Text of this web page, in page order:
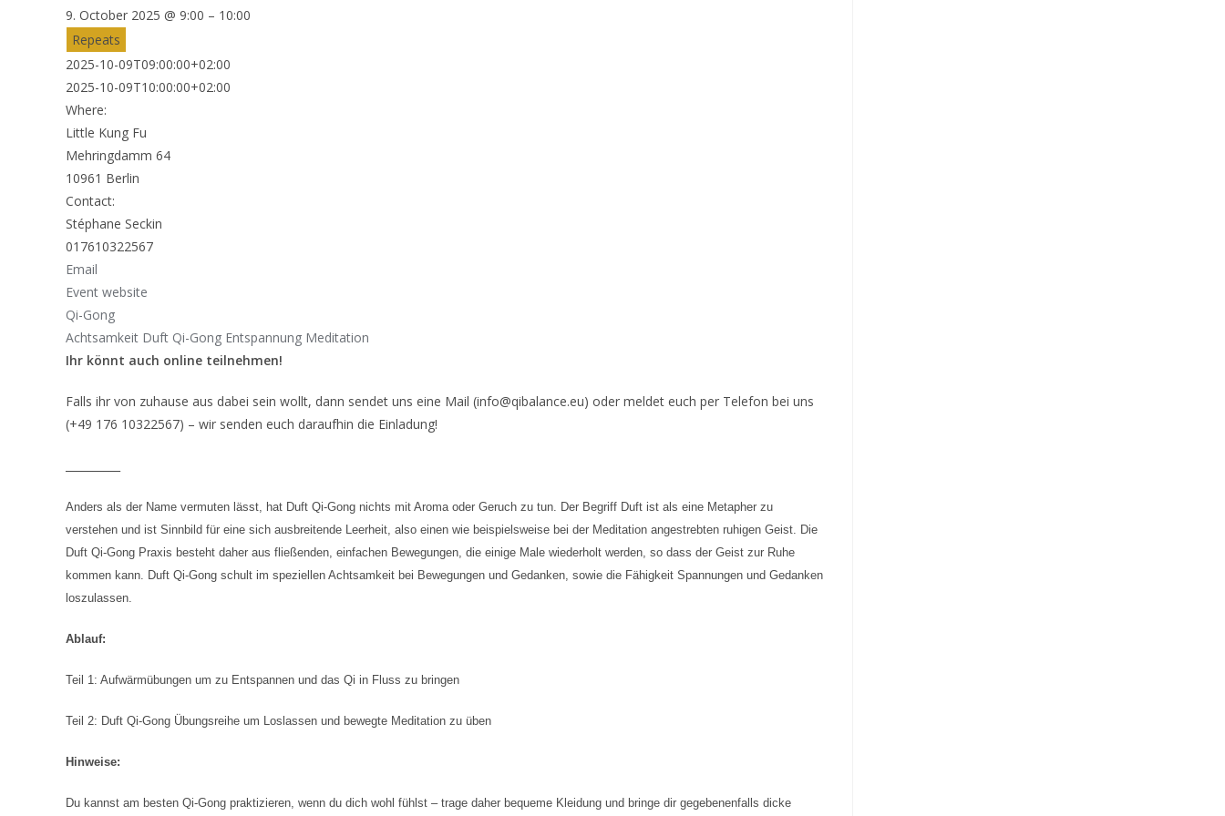
9. October 2025 @ 9:00 – 10:00
Repeats
2025-10-09T09:00:00+02:00
2025-10-09T10:00:00+02:00
Where:
Little Kung Fu
Mehringdamm 64
10961 Berlin
Contact:
Stéphane Seckin
017610322567
Email
Event website
Qi-Gong
Achtsamkeit Duft Qi-Gong Entspannung Meditation
Ihr könnt auch online teilnehmen!
Falls ihr von zuhause aus dabei sein wollt, dann sendet uns eine Mail (info@qibalance.eu) oder meldet euch per Telefon bei uns
(+49 176 10322567) – wir senden euch daraufhin die Einladung!
Anders als der Name vermuten lässt, hat Duft Qi-Gong nichts mit Aroma oder Geruch zu tun. Der Begriff Duft ist als eine Metapher zu
verstehen und ist Sinnbild für eine sich ausbreitende Leerheit, also einen wie beispielsweise bei der Meditation angestrebten ruhigen Geist. Die
Duft Qi-Gong Praxis besteht daher aus fließenden, einfachen Bewegungen, die einige Male wiederholt werden, so dass der Geist zur Ruhe
kommen kann. Duft Qi-Gong schult im speziellen Achtsamkeit bei Bewegungen und Gedanken, sowie die Fähigkeit Spannungen und Gedanken
loszulassen.
Ablauf:
Teil 1: Aufwärmübungen um zu Entspannen und das Qi in Fluss zu bringen
Teil 2: Duft Qi-Gong Übungsreihe um Loslassen und bewegte Meditation zu üben
Hinweise:
Du kannst am besten Qi-Gong praktizieren, wenn du dich wohl fühlst – trage daher bequeme Kleidung und bringe dir gegebenenfalls dicke